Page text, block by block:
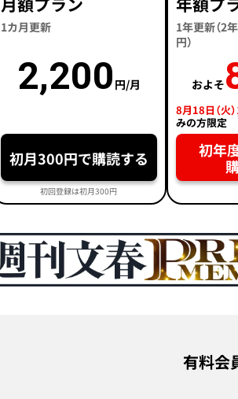
1カ月更新
2,200 円/月
初月300円で購読する
初回登録は初月300円
1年更新（2
円）
およそ
8月18日（火
みの方限定
初年
有料会